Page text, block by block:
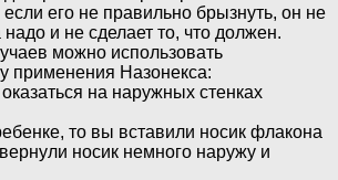
если его не правильно брызнуть, он не
надо и не сделает то, что должен.
можно использовать
применения Назонекса:
на наружных стенках
то вы вставили носик флакона
носик немного наружу и